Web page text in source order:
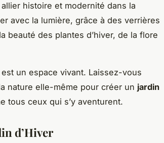
histoire et modernité dans la
avec la lumière, grâce à des verrières
beauté des plantes d’hiver, de la flore
un espace vivant. Laissez-vous
nature elle-même pour créer un jardin
tous ceux qui s’y aventurent.
d’Hiver